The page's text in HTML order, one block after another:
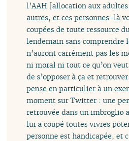
l’AAH [allocation aux
autres, et ces personnes-là
coupées de toute ressource
lendemain sans comprendre
n’auront carrément pas les
ni moral ni tout ce qu’on
de s’opposer à ça et
pense en particulier à un
moment sur Twitter : une
retrouvée dans un imbroglio
lui a coupé toutes vivres
personne est handicapée, et